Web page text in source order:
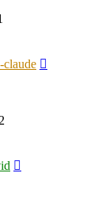
claude